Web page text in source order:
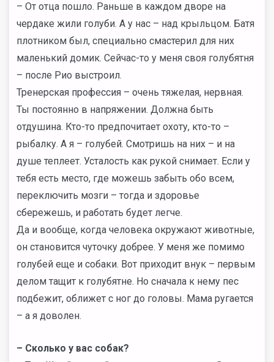
– От отца пошло. Раньше в каждом дворе на
чердаке жили голуби. А у нас – над крыльцом. Батя
плотником был, специально смастерил для них
маленький домик. Сейчас-то у меня своя голубятня
– после Рио выстроил.
Тренерская профессия – очень тяжелая, нервная.
Ты постоянно в напряжении. Должна быть
отдушина. Кто-то предпочитает охоту, кто-то –
рыбалку. А я – голубей. Смотришь на них – и на
душе теплеет. Усталость как рукой снимает. Если у
тебя есть место, где можешь забыть обо всем,
переключить мозги – тогда и здоровье
сбережешь, и работать будет легче.
Да и вообще, когда человека окружают животные,
он становится чуточку добрее. У меня же помимо
голубей еще и собаки. Вот приходит внук – первым
делом тащит к голубятне. Но сначала к нему пес
подбежит, оближет с ног до головы. Мама ругается
– а я доволен.
– Сколько у вас собак?